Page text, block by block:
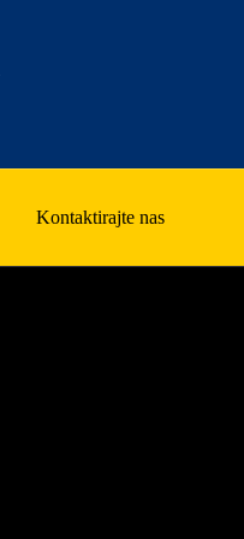
Kontaktirajte nas